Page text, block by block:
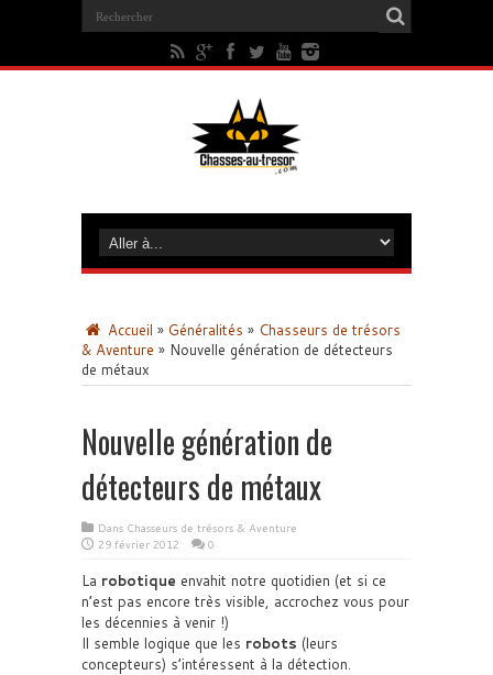
Accueil » Généralités » Chasseurs de trésors
& Aventure » Nouvelle génération de détecteurs
de métaux
Nouvelle génération de
détecteurs de métaux
Dans Chasseurs de trésors & Aventure
29 février 2012
0
La robotique envahit notre quotidien (et si ce
n’est pas encore très visible, accrochez vous pour
les décennies à venir !)
Il semble logique que les robots (leurs
concepteurs) s’intéressent à la détection.